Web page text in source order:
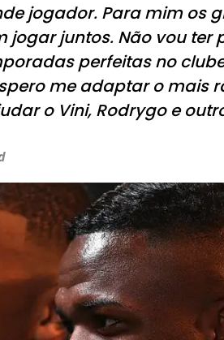
jogador. Para mim os
jogar juntos. Não vou ter
perfeitas no
me adaptar o mais
o Vini, Rodrygo e